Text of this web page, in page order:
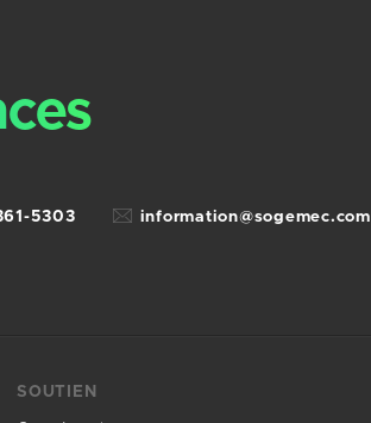
5303 information@sogemec.com
SOUTIEN